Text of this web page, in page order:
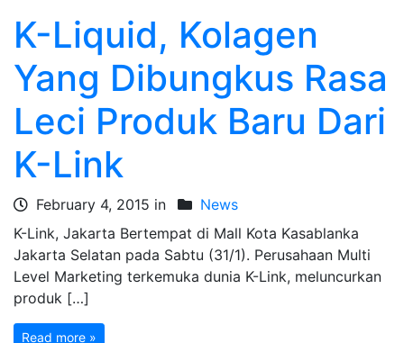
K-Liquid, Kolagen
Yang Dibungkus Rasa
Leci Produk Baru Dari
K-Link
February 4, 2015 in
News
K-Link, Jakarta Bertempat di Mall Kota Kasablanka
Jakarta Selatan pada Sabtu (31/1). Perusahaan Multi
Level Marketing terkemuka dunia K-Link, meluncurkan
produk […]
Read more »